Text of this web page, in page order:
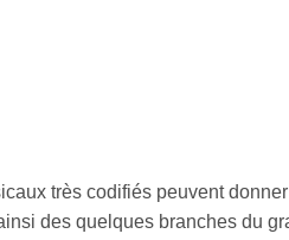
très codifiés peuvent
des quelques branches du